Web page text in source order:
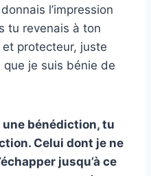
l’impression
tu revenais à ton
protecteur, juste
je suis bénie de
une bénédiction, tu
Celui dont je ne
jusqu’à ce